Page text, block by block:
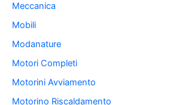
Meccanica
Mobili
Modanature
Motori Completi
Motorini Avviamento
Motorino Riscaldamento